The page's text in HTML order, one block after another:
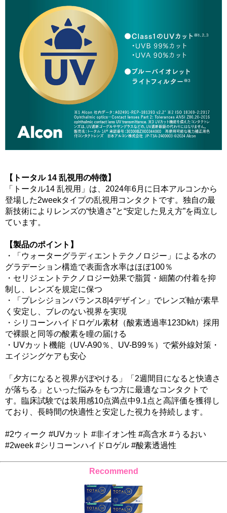
【トータル 14 乱視用の特徴】
「トータル14 乱視用」は、2024年6月に日本アルコンから
登場した2weekタイプの乱視用コンタクトです。独自の最
新技術によりレンズの“快適さ”と“安定した見え方”を両立し
ています。
【製品のポイント】
・「ウォーターグラディエントテクノロジー」による水の
グラデーション構造で表面含水率はほぼ100％
・セリジェントテクノロジー効果で脂質・細菌の付着を抑
制し、レンズを規定に保つ
・「プレシジョンバランス8|4デザイン」でレンズ軸が素早
く安定し、ブレのない視界を実現
・シリコーンハイドロゲル素材（酸素透過率123Dk/t）採用
で裸眼と同等の酸素を瞳の届ける
・UVカット機能（UV-A90％、UV-B99％）で紫外線対策・
エイジングケアも安心
「夕方になると視界がぼやける」「2週間目になると快適さ
が落ちる」といった悩みをもつ方に最適なコンタクトで
す。臨床試験では装用感10点満点中9.1点と高評価を獲得し
ており、長時間の快適性と安定した視力を持続します。
#2ウィーク #UVカット #非イオン性 #高含水 #うるおい
#2week #シリコーンハイドロゲル #酸素透過性
Recommend